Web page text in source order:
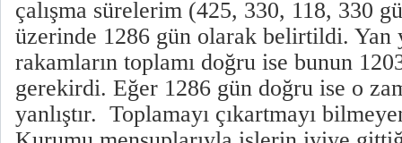
çalışma sürelerim (425, 330, 118, 330
üzerinde 1286 gün olarak belirtildi. Yan
rakamların toplamı doğru ise bunun
gerekirdi. Eğer 1286 gün doğru ise o
yanlıştır. Toplamayı çıkartmayı